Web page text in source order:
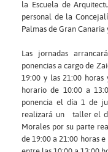
la Escuela de
personal de la
Palmas de Gran
Las jornadas
ponencias a cargo de
19:00 y las 21:00
horario de 10:00 a
ponencia el día 1 de
realizará un taller el
Morales por su parte
de 19:00 a 21:00 horas